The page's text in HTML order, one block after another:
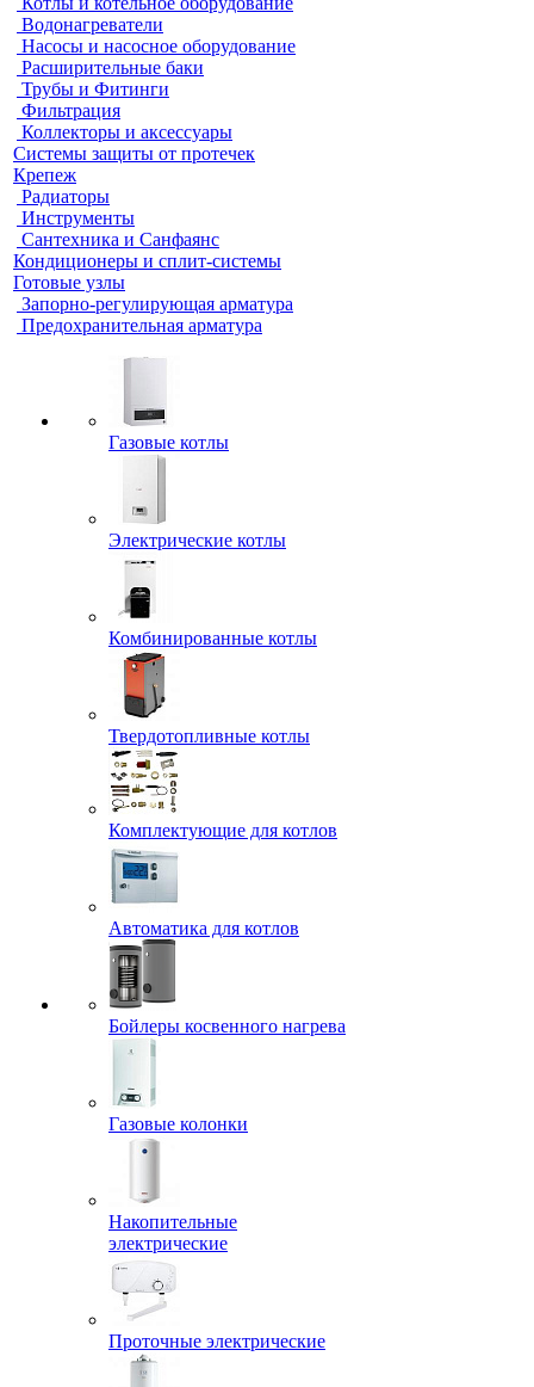
Водонагреватели
Насосы и насосное оборудование
Расширительные баки
Трубы и Фитинги
Фильтрация
Коллекторы и аксессуары
Системы защиты от протечек
Крепеж
Радиаторы
Инструменты
Сантехника и Санфаянс
Кондиционеры и сплит-системы
Готовые узлы
Запорно-регулирующая арматура
Предохранительная арматура
Газовые котлы
Электрические котлы
Комбинированные котлы
Твердотопливные котлы
Комплектующие для котлов
Автоматика для котлов
Бойлеры косвенного нагрева
Газовые колонки
Накопительные
электрические
Проточные электрические